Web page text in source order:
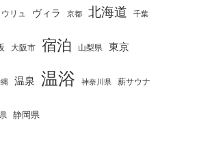
ウリュ ヴィラ 京都 北海道 千葉
大阪市 宿泊 山梨県 東京
温泉 温浴 神奈川県 薪サウナ
静岡県